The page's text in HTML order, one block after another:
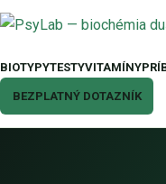
BIOTYPYTESTYVITAMÍNY
BEZPLATNÝ DOTAZNÍK